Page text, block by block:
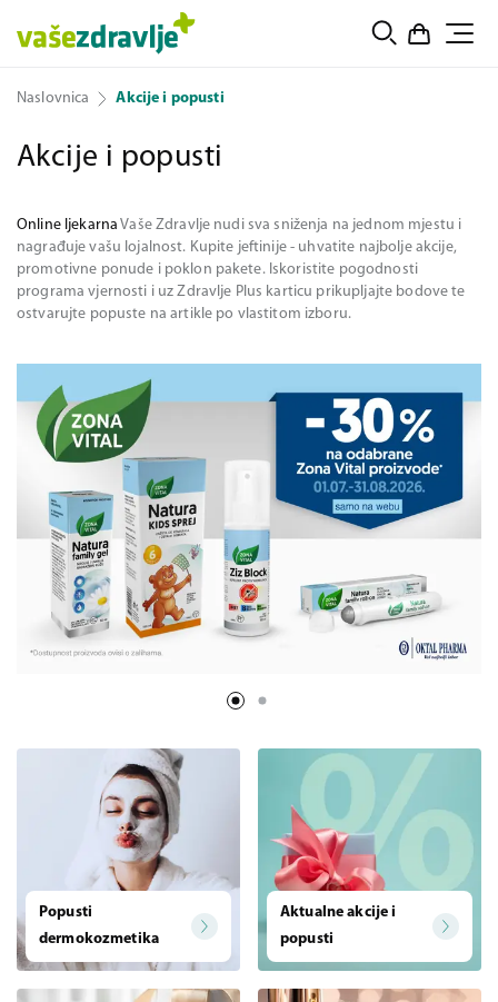
Naslovnica Akcije i popusti
Akcije i popusti
Online ljekarna Vaše Zdravlje nudi sva sniženja na jednom mjestu i
nagrađuje vašu lojalnost. Kupite jeftinije - uhvatite najbolje akcije,
promotivne ponude i poklon pakete. Iskoristite pogodnosti
programa vjernosti i uz Zdravlje Plus karticu prikupljajte bodove te
ostvarujte popuste na artikle po vlastitom izboru.
Popusti
dermokozmetika
Aktualne akcije i
popusti